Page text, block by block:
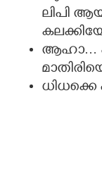
ലിപി
ആഹാ…
ധിധക്കെ